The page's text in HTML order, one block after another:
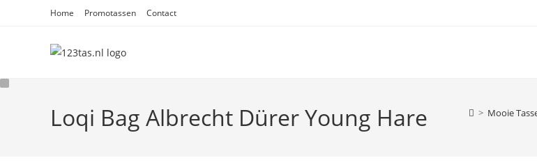
Home Promotassen Contact
Loqi Bag Albrecht Dürer Young Hare > Mooie